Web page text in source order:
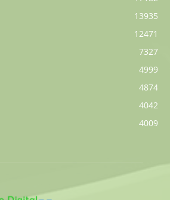
13935
12471
7327
4999
4874
4042
4009